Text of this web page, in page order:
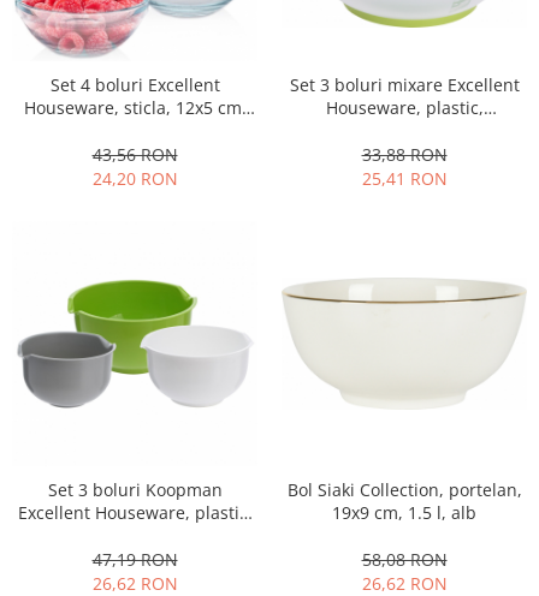
Set 4 boluri Excellent
Houseware, sticla, 12x5 cm,
43,56 RON
24,20 RON
Set 3 boluri mixare Excellent
Houseware, plastic,
transparent/verde
33,88 RON
25,41 RON
Set 3 boluri Koopman
Excellent Houseware, plastic,
47,19 RON
26,62 RON
Bol Siaki Collection, portelan,
19x9 cm, 1.5 l, alb
58,08 RON
26,62 RON